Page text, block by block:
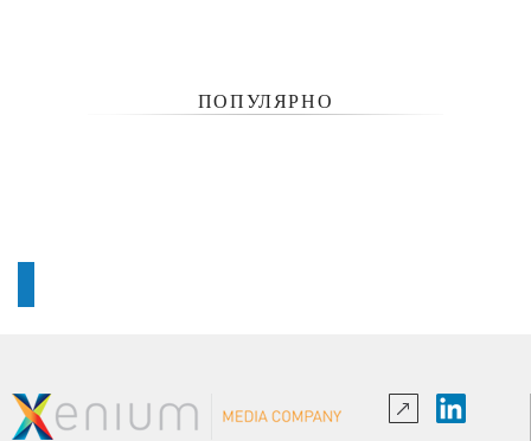
ПОПУЛЯРНО